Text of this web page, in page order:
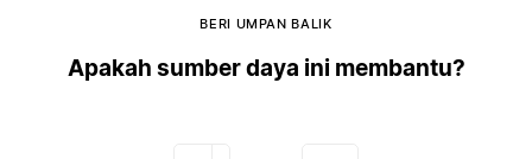
BERI UMPAN BALIK
Apakah sumber daya ini membantu?